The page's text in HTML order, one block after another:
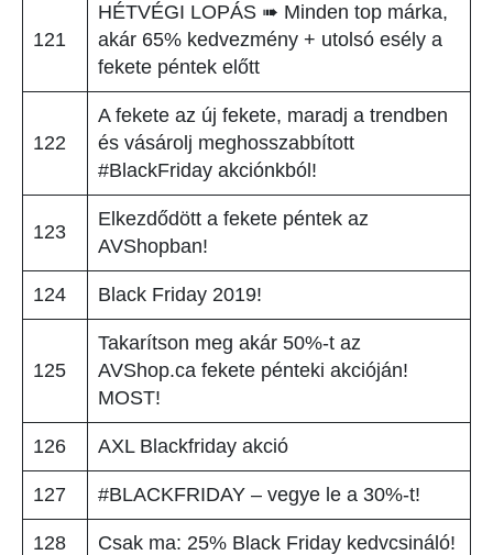
121
HÉTVÉGI LOPÁS ➠ Minden top márka,
akár 65% kedvezmény + utolsó esély a
fekete péntek előtt
122
A fekete az új fekete, maradj a trendben
és vásárolj meghosszabbított
#BlackFriday akciónkból!
123
Elkezdődött a fekete péntek az
AVShopban!
124 Black Friday 2019!
125
Takarítson meg akár 50%-t az
AVShop.ca fekete pénteki akcióján!
MOST!
126 AXL Blackfriday akció
127 #BLACKFRIDAY – vegye le a 30%-t!
128 Csak ma: 25% Black Friday kedvcsináló!